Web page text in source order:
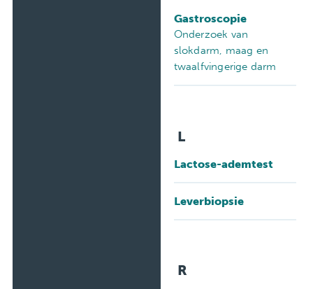
Gastroscopie
Onderzoek van
slokdarm, maag en
twaalfvingerige darm
L
Lactose-ademtest
Leverbiopsie
R